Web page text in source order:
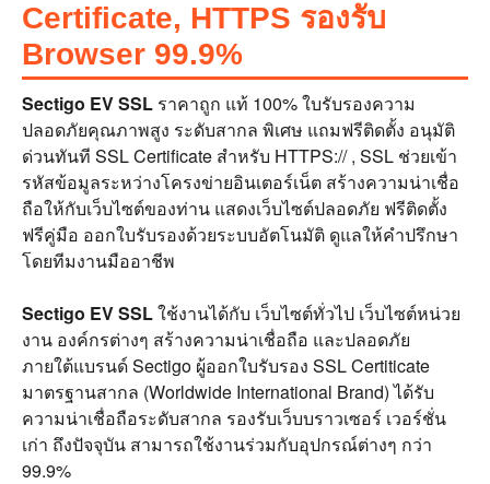
Certificate, HTTPS รองรับ
Browser 99.9%
Sectigo EV SSL ราคาถูก แท้ 100% ใบรับรองความ
ปลอดภัยคุณภาพสูง ระดับสากล พิเศษ แถมฟรีติดตั้ง อนุมัติ
ด่วนทันที SSL Certificate สำหรับ HTTPS:// , SSL ช่วยเข้า
รหัสข้อมูลระหว่างโครงข่ายอินเตอร์เน็ต สร้างความน่าเชื่อ
ถือให้กับเว็บไซต์ของท่าน แสดงเว็บไซต์ปลอดภัย ฟรีติดตั้ง
ฟรีคู่มือ ออกใบรับรองด้วยระบบอัตโนมัติ ดูแลให้คำปรึกษา
โดยทีมงานมืออาชีพ
Sectigo EV SSLใช้งานได้กับ เว็บไซต์ทั่วไป เว็บไซต์หน่วย
งาน องค์กรต่างๆ สร้างความน่าเชื่อถือ และปลอดภัย
ภายใต้แบรนด์ Sectigo ผู้ออกใบรับรอง SSL Certiticate
มาตรฐานสากล (Worldwide International Brand) ได้รับ
ความน่าเชื่อถือระดับสากล รองรับเว็บบราวเซอร์ เวอร์ชั่น
เก่า ถึงปัจจุบัน สามารถใช้งานร่วมกับอุปกรณ์ต่างๆ กว่า
99.9%